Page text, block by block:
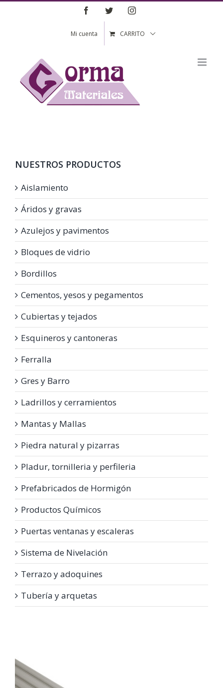
Saltar
FacebookTwitterInstagram
Mi cuenta CARRITO
NUESTROS PRODUCTOS
Aislamiento
Áridos y gravas
Azulejos y pavimentos
Bloques de vidrio
Bordillos
Cementos, yesos y pegamentos
Cubiertas y tejados
Esquineros y cantoneras
Ferralla
Gres y Barro
Ladrillos y cerramientos
Mantas y Mallas
Piedra natural y pizarras
Pladur, tornilleria y perfileria
Prefabricados de Hormigón
Productos Químicos
Puertas ventanas y escaleras
Sistema de Nivelación
Terrazo y adoquines
Tubería y arquetas